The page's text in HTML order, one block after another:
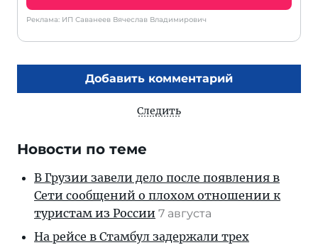
Реклама: ИП Саванеев Вячеслав Владимирович
Добавить комментарий
Следить
Новости по теме
В Грузии завели дело после появления в
Сети сообщений о плохом отношении к
туристам из России 7 августа
На рейсе в Стамбул задержали трех